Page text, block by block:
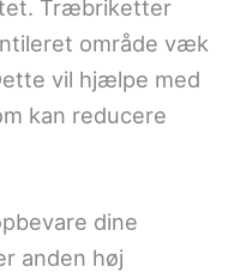
Træbriketter
område væk
vil hjælpe med
kan reducere
dine
anden høj